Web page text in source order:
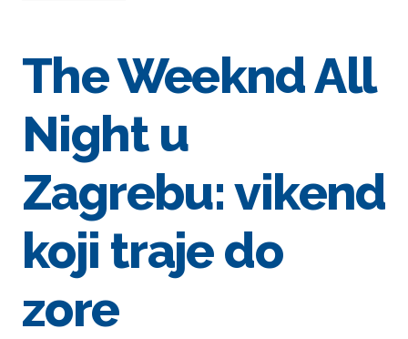
The Weeknd All
Night u
Zagrebu: vikend
koji traje do
zore